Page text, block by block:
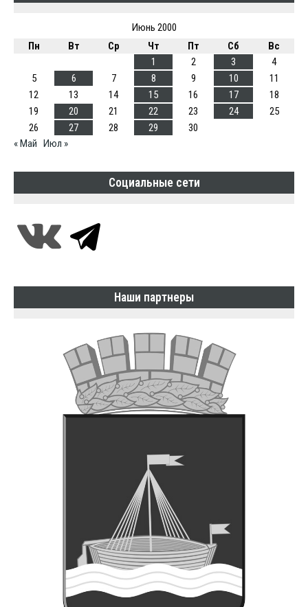
Июнь 2000
Пн
Вт Ср Чт Пт Сб
Вс
1
2 3
4
5
6 7 8 9 10
11
12
13 14 15 16 17
18
19
20 21 22 23 24
25
26
27 28 29
30
« Май Июл »
Социальные сети
Наши партнеры